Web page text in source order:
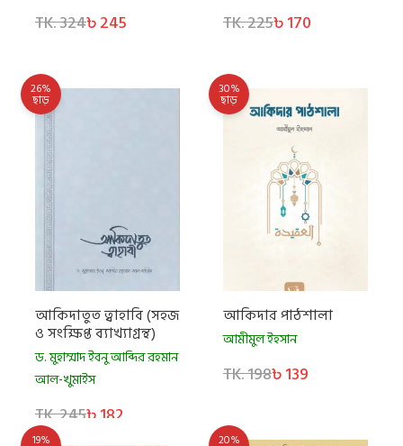
TK. 324৳ 245 TK. 225৳ 170
26%
ছাড়
আকিদাতুত ত্বাহাবি (সহজ
ও সংক্ষিপ্ত ব্যাখ্যাগ্রন্থ)
ড. মুহাম্মাদ ইবনু আব্দির রহমান
আল-খুমাইস
TK. 245৳ 182
30%
ছাড়
আকিদার পাঠশালা
আমীমুল ইহসান
TK. 198৳ 139
19% 20%